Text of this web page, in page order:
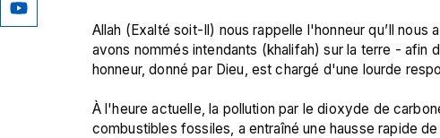
Allah (Exalté soit-Il) nous rappelle l'honneur qu’Il
avons nommés intendants (khalifah) sur la terre - afin
honneur, donné par Dieu, est chargé d'une lourde
À l'heure actuelle, la pollution par le dioxyde de
combustibles fossiles, a entraîné une hausse rapide